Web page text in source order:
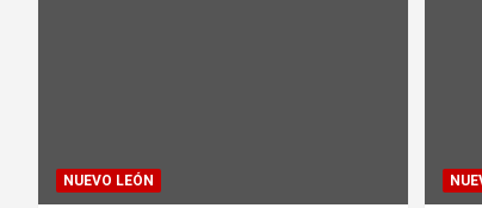
NUEVO LEÓN